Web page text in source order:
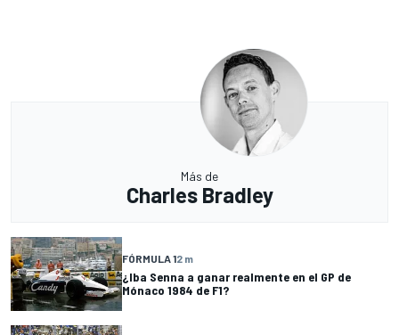
Más de
Charles Bradley
FÓRMULA 12 m
¿Iba Senna a ganar realmente en el GP de
Mónaco 1984 de F1?